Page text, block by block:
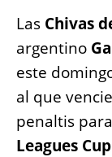
e
b
o
o
k
s
A
p
p
Las Chivas
argentino
este
al que
penaltis
Leagues Cup